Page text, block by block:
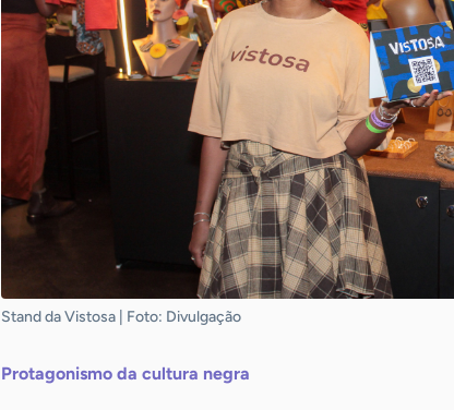
Stand da Vistosa | Foto: Divulgação
Protagonismo da cultura negra